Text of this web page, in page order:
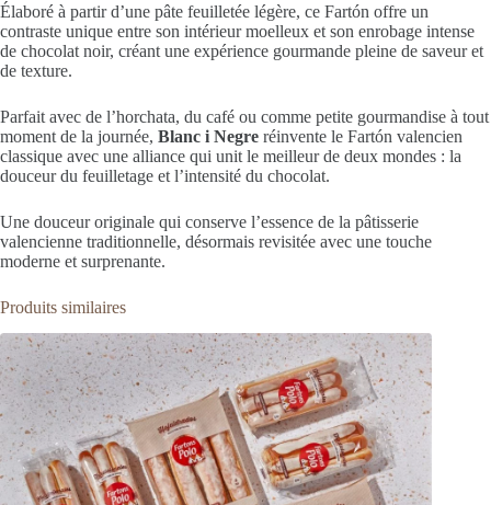
Élaboré à partir d’une pâte feuilletée légère, ce Fartón offre un
contraste unique entre son intérieur moelleux et son enrobage intense
de chocolat noir, créant une expérience gourmande pleine de saveur et
de texture.
Parfait avec de l’horchata, du café ou comme petite gourmandise à tout
moment de la journée, Blanc i Negre réinvente le Fartón valencien
classique avec une alliance qui unit le meilleur de deux mondes : la
douceur du feuilletage et l’intensité du chocolat.
Une douceur originale qui conserve l’essence de la pâtisserie
valencienne traditionnelle, désormais revisitée avec une touche
moderne et surprenante.
Produits similaires